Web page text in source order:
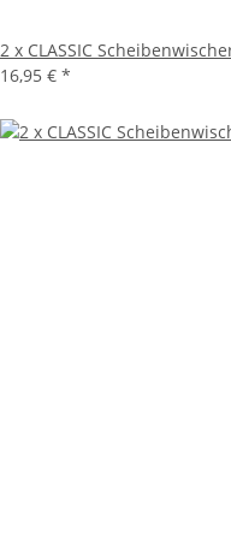
2 x CLASSIC
16,95 € *